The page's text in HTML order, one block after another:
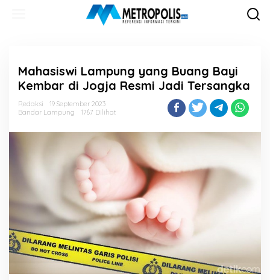
Mahasiswi Lampung yang Buang Bayi
Kembar di Jogja Resmi Jadi Tersangka
Redaksi
19 September 2023
Bandar Lampung
1767 Dilihat